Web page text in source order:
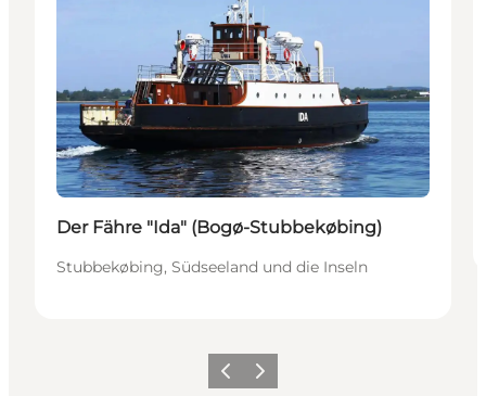
Der Fähre "Ida" (Bogø-Stubbekøbing)
Stubbekøbing, Südseeland und die Inseln
ZurückWeiter